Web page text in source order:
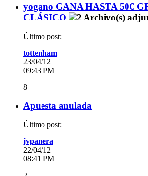
yogano GANA HASTA 50€
CLÁSICO
Último post:
tottenham
23/04/12
09:43 PM
8
Apuesta anulada
Último post:
jvpanera
22/04/12
08:41 PM